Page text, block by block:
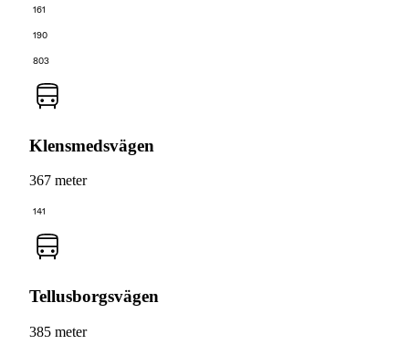
161
190
803
Klensmedsvägen
367 meter
141
Tellusborgsvägen
385 meter